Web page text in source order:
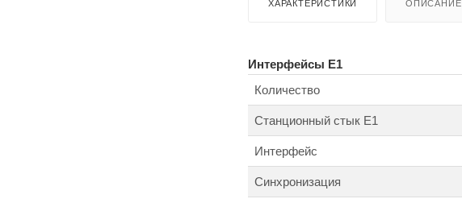
ХАРАКТЕРИСТИКИ ОПИСАНИЕ
Интерфейсы E1
Количество
Станционный стык E1
Интерфейс
Синхронизация